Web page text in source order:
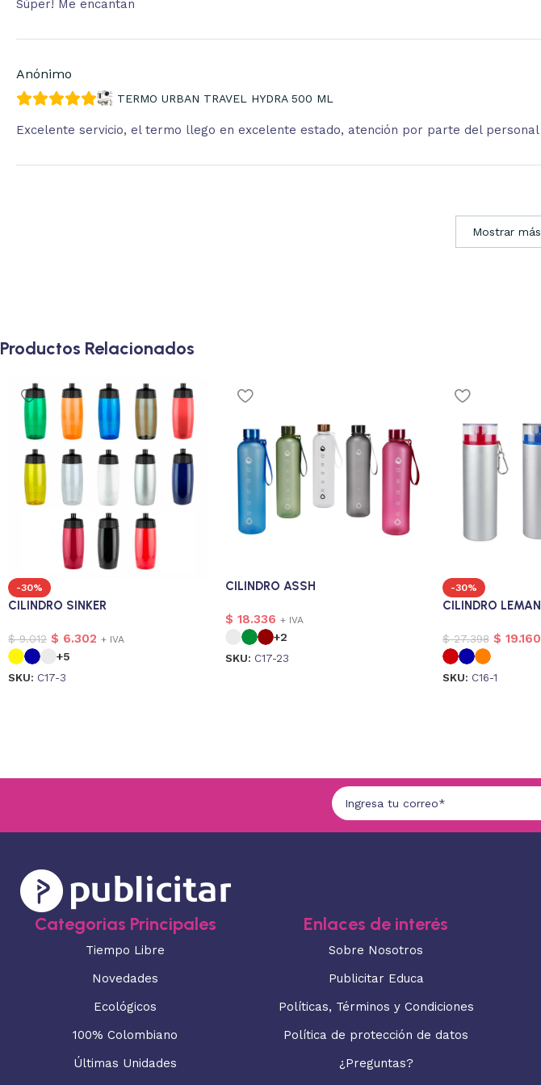
Súper! Me encantan
Anónimo
TERMO URBAN TRAVEL HYDRA 500 ML
Excelente servicio, el termo llego en excelente estado, atención por parte del
Mostrar más
Productos Relacionados
-30%
CILINDRO SINKER
$9.012 $ 6.302 + IVA
+5
SKU: C17-3
CILINDRO ASSH
$ 18.336 + IVA
+2
SKU: C17-23
-30%
CILINDRO LEMAN
$27.398 $ 19.160
SKU: C16-1
Categorias Principales
Tiempo Libre
Novedades
Ecológicos
100% Colombiano
Últimas Unidades
Enlaces de interés
Sobre Nosotros
Publicitar Educa
Políticas, Términos y Condiciones
Política de protección de datos
¿Preguntas?